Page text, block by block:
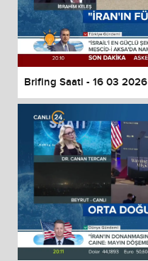
Brifing Saati - 16 03 2026